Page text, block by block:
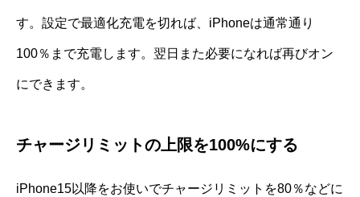
す。設定で最適化充電を切れば、iPhoneは通常通り
100％まで充電します。翌日また必要になれば再びオン
にできます。
チャージリミットの上限を100%にする
iPhone15以降をお使いでチャージリミットを80％などに